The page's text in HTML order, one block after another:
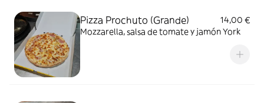
Pizza Prochuto (Grande)
14,00 €
Mozzarella, salsa de tomate y jamón York